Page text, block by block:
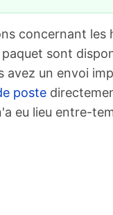
concernant les
sont
avez un envoi
poste
eu lieu entre-